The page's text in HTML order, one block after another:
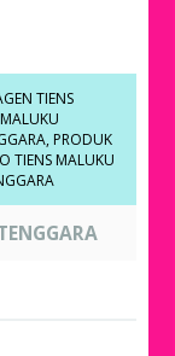
TIENS
, PRODUK
TIENS MALUKU